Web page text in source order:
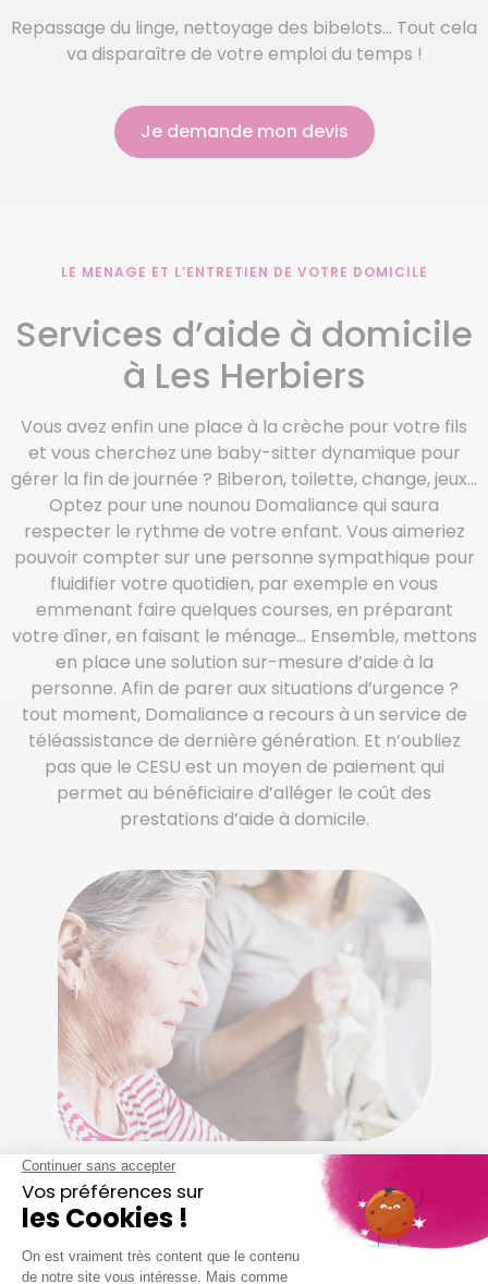
Repassage du linge, nettoyage des bibelots… Tout cela
va disparaître de votre emploi du temps !
Je demande mon devis
LE MENAGE ET L’ENTRETIEN DE VOTRE DOMICILE
Services d’aide à domicile
à Les Herbiers
Vous avez enfin une place à la crèche pour votre fils
et vous cherchez une baby-sitter dynamique pour
gérer la fin de journée ? Biberon, toilette, change, jeux…
Optez pour une nounou Domaliance qui saura
respecter le rythme de votre enfant. Vous aimeriez
pouvoir compter sur une personne sympathique pour
fluidifier votre quotidien, par exemple en vous
emmenant faire quelques courses, en préparant
votre dîner, en faisant le ménage… Ensemble, mettons
en place une solution sur-mesure d’aide à la
personne. Afin de parer aux situations d’urgence ?
tout moment, Domaliance a recours à un service de
téléassistance de dernière génération. Et n’oubliez
pas que le CESU est un moyen de paiement qui
permet au bénéficiaire d’alléger le coût des
prestations d’aide à domicile.
Vous pouvez compter sur nous
pour…
Dépoussiérer et ranger selon vos habitudes